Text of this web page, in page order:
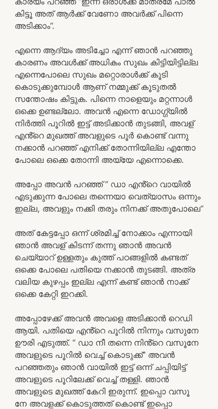
കിട്ടൂ അത് ആർക്ക് വേണോ അവർക്ക് പിന്നെ
അടിക്കാം”.
എന്നെ ആദ്യം അടിച്ചോ എന്ന് ഞാൻ പറഞ്ഞു
കാരണം അവൾക്ക് അധികം സുഖം കിട്ടിയിട്ടില്ല
എന്നെപോലെ സുഖം മറ്റൊരാൾക്ക് കൂടി
കൊടുക്കുമ്പോൾ ആണ് നമ്മുക്ക് കൂടുതൽ
സന്തോഷം കിട്ടുക. പിന്നെ നാളെയും മറ്റന്നാൾ
ഒക്കെ ഉണ്ടല്ലോ. അവൻ എന്നെ ഡോഗ്ഗ്‌യിൽ
നിർത്തി പൂറിൽ ഇട്ട് അടിക്കാൻ തുടങ്ങി, അവള്
എൻ്റെ മുഖത്ത് അവളുടെ പൂർ കൊണ്ട് വന്നു
നക്കാൻ പറഞ്ഞ് എനിക്ക് തോന്നിയില്ല എന്തോ
പോലെ ഒക്കെ തോന്നി അയ്യേ എന്നൊക്കെ.
അപ്പോ അവൻ പറഞ്ഞ് ” ഡാ എൻ്റെ വായിൽ
എടുക്കുന്ന പോലെ തന്നെയാ വെത്യാസം ഒന്നും
ഇല്ല, അവളും നക്കി തരും നിനക്ക് അതുപോലെ”
അത് കേട്ടപ്പോ ഒന്ന് ശ്രമിച്ച് നോക്കാം എന്നായി
ഞാൻ അവള് കിടന്ന് തന്നു ഞാൻ അവൻ
ചെയ്യാറ് ഉള്ളതും കുത്ത് പഠങ്ങളിൽ കണ്ടത്
ഒക്കെ പോലെ പതിയെ നക്കാൻ തുടങ്ങി. അത്ര
വലിയ കുഴപ്പം ഇല്ല എന്ന് കണ്ട് ഞാൻ നാക്ക്
ഒക്കെ കേറ്റി ഇറക്കി.
അപ്പോഴേക്ക് അവൻ അവളെ അടിക്കാൻ റെഡി
ആയി. പതിയെ എൻ്റെ പൂറിൽ നിന്നും വസുനേ
ഊരി എടുത്ത്. ” ഡാ നീ തന്നെ നിൻ്റെ വസൂനേ
അവളുടെ പൂറിൽ വെച്ച് കൊടുക്ക്” അവൻ
പറഞ്ഞതും ഞാൻ വായിൽ ഇട്ട് ഒന്ന് ചപ്പിയിട്ട്
അവളുടെ പൂറിലേക്ക് വെച്ച് തള്ളി. ഞാൻ
അവളുടെ മുഖത്ത് കേറി ഇരുന്ന്. ഇപ്പൊ വസൂ
നേ അവളക്ക് കൊടുത്തത് കൊണ്ട് ഇപ്പൊ